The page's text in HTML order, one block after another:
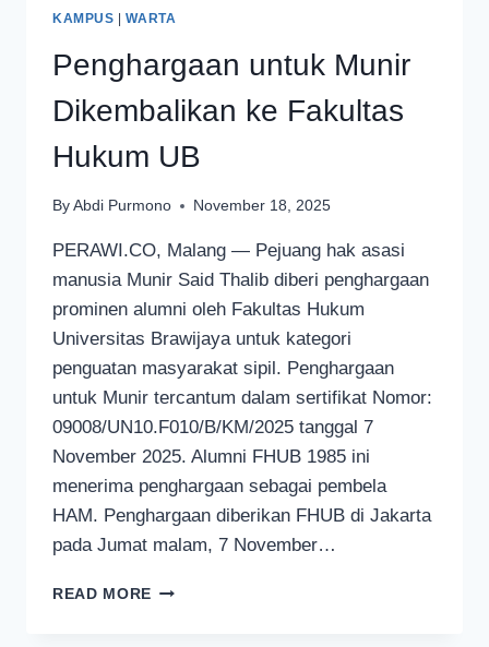
KAMPUS |WARTA
Penghargaan untuk Munir
Dikembalikan ke Fakultas
Hukum UB
By Abdi Purmono November 18, 2025
PERAWI.CO, Malang — Pejuang hak asasi
manusia Munir Said Thalib diberi penghargaan
prominen alumni oleh Fakultas Hukum
Universitas Brawijaya untuk kategori
penguatan masyarakat sipil. Penghargaan
untuk Munir tercantum dalam sertifikat Nomor:
09008/UN10.F010/B/KM/2025 tanggal 7
November 2025. Alumni FHUB 1985 ini
menerima penghargaan sebagai pembela
HAM. Penghargaan diberikan FHUB di Jakarta
pada Jumat malam, 7 November…
READ MORE PENGHARGAAN